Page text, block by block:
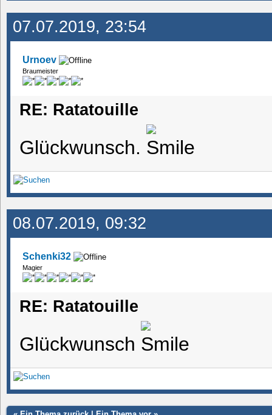
07.07.2019, 23:54
Urnoev
Braumeister
RE: Ratatouille
Glückwunsch.
08.07.2019, 09:32
Schenki32
Magier
RE: Ratatouille
Glückwunsch